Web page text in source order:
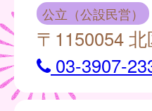
公立（公設民営）
〒1150054
03-3907-